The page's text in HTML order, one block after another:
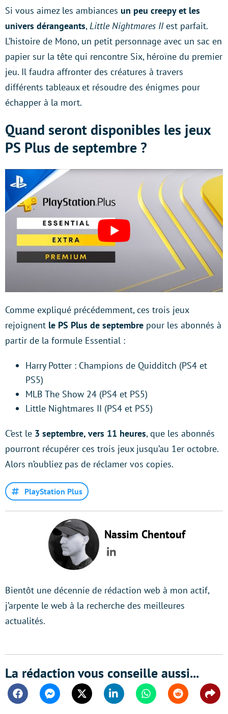
Si vous aimez les ambiances un peu creepy et les
univers dérangeants,Little Nightmares IIest parfait.
L’histoire de Mono, un petit personnage avec un sac en
papier sur la tête qui rencontre Six, héroïne du premier
jeu. Il faudra affronter des créatures à travers
différents tableaux et résoudre des énigmes pour
échapper à la mort.
Quand seront disponibles les jeux
PS Plus de septembre ?
Comme expliqué précédemment, ces trois jeux
rejoignent le PS Plus de septembre pour les abonnés à
partir de la formule Essential :
Harry Potter : Champions de Quidditch (PS4 et
PS5)
MLB The Show 24 (PS4 et PS5)
Little Nightmares II (PS4 et PS5)
C’est le 3 septembre, vers 11 heures, que les abonnés
pourront récupérer ces trois jeux jusqu’au 1er octobre.
Alors n’oubliez pas de réclamer vos copies.
PlayStation Plus
Nassim Chentouf
LinkedIn
Bientôt une décennie de rédaction web à mon actif,
j’arpente le web à la recherche des meilleures
actualités.
La rédaction vous conseille aussi...
FacebookMessengerTwitter Linkedin WhatsappReddit